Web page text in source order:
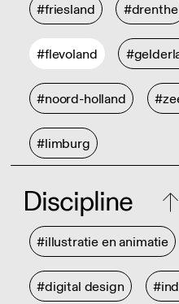
#friesland #drenthe
#flevoland
#noord-holland
#limburg
Discipline
#illustratie en animatie
#digital design